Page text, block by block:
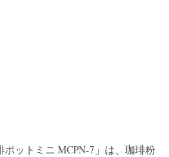
ポットミニ MCPN-7」は、珈琲粉